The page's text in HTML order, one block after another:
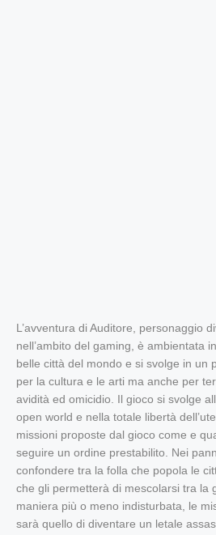
L’avventura di Auditore, personaggio
nell’ambito del gaming, è ambientata
belle città del mondo e si svolge in un
per la cultura e le arti ma anche per
avidità ed omicidio. Il gioco si svolge
open world e nella totale libertà
missioni proposte dal gioco come e
seguire un ordine prestabilito. Nei
confondere tra la folla che popola le
che gli permetterà di mescolarsi tra la
maniera più o meno indisturbata, le
sarà quello di diventare un letale